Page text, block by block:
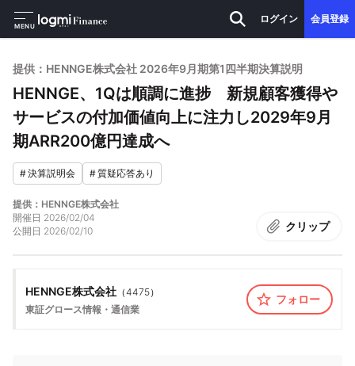
MENU
ログイン 会員登録
提供：HENNGE株式会社 2026年9月期第1四半期決算説明
HENNGE、1Qは順調に進捗 新規顧客獲得や
サービスの付加価値向上に注力し2029年9月
期ARR200億円達成へ
#決算説明会 #質疑応答あり
提供：HENNGE株式会社
開催日 2026/02/04
公開日 2026/02/10 クリップ
HENNGE株式会社 （4475）
東証グロース情報・通信業
フォロー